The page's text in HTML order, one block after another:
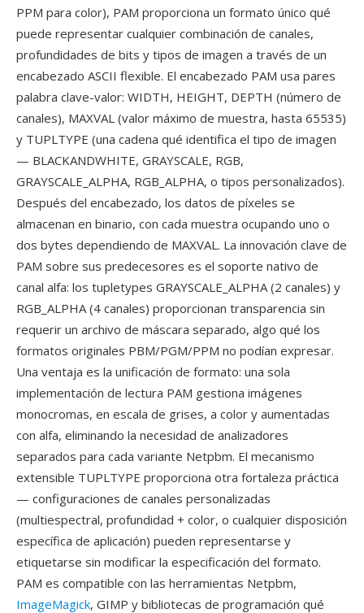
PPM para color), PAM proporciona un formato único qué
puede representar cualquier combinación de canales,
profundidades de bits y tipos de imagen a través de un
encabezado ASCII flexible. El encabezado PAM usa pares
palabra clave-valor: WIDTH, HEIGHT, DEPTH (número de
canales), MAXVAL (valor máximo de muestra, hasta 65535)
y TUPLTYPE (una cadena qué identifica el tipo de imagen
— BLACKANDWHITE, GRAYSCALE, RGB,
GRAYSCALE_ALPHA, RGB_ALPHA, o tipos personalizados).
Después del encabezado, los datos de píxeles se
almacenan en binario, con cada muestra ocupando uno o
dos bytes dependiendo de MAXVAL. La innovación clave de
PAM sobre sus predecesores es el soporte nativo de
canal alfa: los tupletypes GRAYSCALE_ALPHA (2 canales) y
RGB_ALPHA (4 canales) proporcionan transparencia sin
requerir un archivo de máscara separado, algo qué los
formatos originales PBM/PGM/PPM no podían expresar.
Una ventaja es la unificación de formato: una sola
implementación de lectura PAM gestiona imágenes
monocromas, en escala de grises, a color y aumentadas
con alfa, eliminando la necesidad de analizadores
separados para cada variante Netpbm. El mecanismo
extensible TUPLTYPE proporciona otra fortaleza práctica
— configuraciones de canales personalizadas
(multiespectral, profundidad + color, o cualquier disposición
específica de aplicación) pueden representarse y
etiquetarse sin modificar la especificación del formato.
PAM es compatible con las herramientas Netpbm,
ImageMagick, GIMP y bibliotecas de programación qué